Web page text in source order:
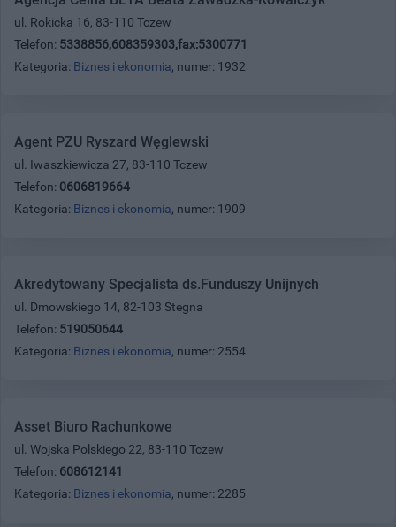
ul. Rokicka 16, 83-110 Tczew
Telefon: 5338856,608359303,fax:5300771
Kategoria: Biznes i ekonomia, numer: 1932
Agent PZU Ryszard Węglewski
ul. Iwaszkiewicza 27, 83-110 Tczew
Telefon: 0606819664
Kategoria: Biznes i ekonomia, numer: 1909
Akredytowany Specjalista ds.Funduszy Unijnych
ul. Dmowskiego 14, 82-103 Stegna
Telefon: 519050644
Kategoria: Biznes i ekonomia, numer: 2554
Asset Biuro Rachunkowe
ul. Wojska Polskiego 22, 83-110 Tczew
Telefon: 608612141
Kategoria: Biznes i ekonomia, numer: 2285